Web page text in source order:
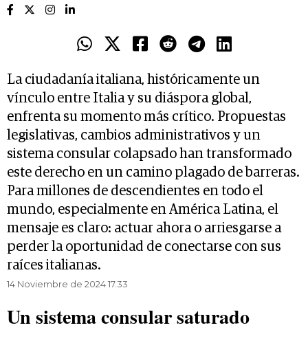
La ciudadanía italiana, históricamente un
vínculo entre Italia y su diáspora global,
enfrenta su momento más crítico. Propuestas
legislativas, cambios administrativos y un
sistema consular colapsado han transformado
este derecho en un camino plagado de barreras.
Para millones de descendientes en todo el
mundo, especialmente en América Latina, el
mensaje es claro: actuar ahora o arriesgarse a
perder la oportunidad de conectarse con sus
raíces italianas.
14 Noviembre de 2024 17.33
Un sistema consular saturado